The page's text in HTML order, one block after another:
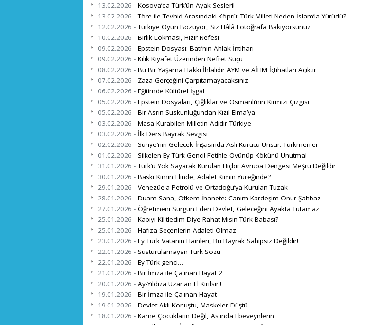
13.02.2026 - Kosova’da Türk’ün Ayak Sesleri!
13.02.2026 -Töre ile Tevhid Arasındaki Köprü: Türk Milleti Neden İslam’la Yürüdü?
12.02.2026 -Türkiye Oyun Bozuyor, Siz Hâlâ Fotoğrafa Bakıyorsunuz
10.02.2026 - Birlik Lokması, Hızır Nefesi
09.02.2026 - Epstein Dosyası: Batı’nın Ahlak İntiharı
09.02.2026 - Kılık Kıyafet Üzerinden Nefret Suçu
08.02.2026 - Bu Bir Yaşama Hakkı İhlalidir AYM ve AİHM İçtihatları Açıktır
07.02.2026 - Zaza Gerçeğini Çarpıtamayacaksınız
06.02.2026 - Eğitimde Kültürel İşgal
05.02.2026 - Epstein Dosyaları, Çığlıklar ve Osmanlı’nın Kırmızı Çizgisi
05.02.2026 - Bir Asrın Suskunluğundan Kızıl Elma’ya
03.02.2026 - Masa Kurabilen Milletin Adıdır Türkiye
03.02.2026 - İlk Ders Bayrak Sevgisi
02.02.2026 - Suriye’nin Gelecek İnşasında Asli Kurucu Unsur: Türkmenler
01.02.2026 - Silkelen Ey Türk Genci! Fetihle Övünüp Kökünü Unutma!
31.01.2026 -Türk’ü Yok Sayarak Kurulan Hiçbir Avrupa Dengesi Meşru Değildir
30.01.2026 - Baskı Kimin Elinde, Adalet Kimin Yüreğinde?
29.01.2026 - Venezüela Petrolü ve Ortadoğu’ya Kurulan Tuzak
28.01.2026 - Duam Sana, Öfkem İhanete: Canım Kardeşim Onur Şahbaz
27.01.2026 - Öğretmeni Sürgün Eden Devlet, Geleceğini Ayakta Tutamaz
25.01.2026 - Kapıyı Kilitledim Diye Rahat Mısın Türk Babası?
25.01.2026 - Hafıza Seçenlerin Adaleti Olmaz
23.01.2026 - Ey Türk Vatanın Hainleri, Bu Bayrak Sahipsiz Değildir!
22.01.2026 - Susturulamayan Türk Sözü
22.01.2026 - Ey Türk genci…
21.01.2026 - Bir İmza ile Çalınan Hayat 2
20.01.2026 - Ay-Yıldıza Uzanan El Kırılsın!
19.01.2026 - Bir İmza ile Çalınan Hayat
19.01.2026 - Devlet Aklı Konuştu, Maskeler Düştü
18.01.2026 - Karne Çocukların Değil, Aslında Ebeveynlerin